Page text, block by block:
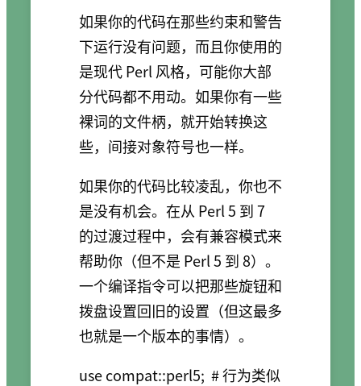
如果你的代码在那些约束和警告
下运行没有问题，而且你使用的
是现代 Perl 风格，可能你大部
分代码都不用动。如果你有一些
裸词的文件柄，就开始转换这
些，间接对象符号也一样。
如果你的代码比较凌乱，你也不
是没有机会。在从 Perl 5 到 7
的过渡过程中，会有兼容模式来
帮助你（但不是 Perl 5 到 8）。
一个编译指令可以把那些旋钮和
拨盘设置回旧的设置（但这最多
也就是一个版本的事情）。
use compat::perl5;  # 行为类似